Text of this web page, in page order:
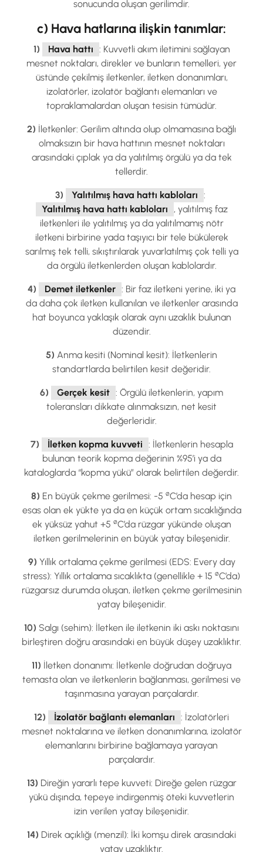
sonucunda oluşan gerilimdir.
c) Hava hatlarına ilişkin tanımlar:
1) Hava hattı : Kuvvetli akım iletimini sağlayan
mesnet noktaları, direkler ve bunların temelleri, yer
üstünde çekilmiş iletkenler, iletken donanımları,
izolatörler, izolatör bağlantı elemanları ve
topraklamalardan oluşan tesisin tümüdür.
2) İletkenler: Gerilim altında olup olmamasına bağlı
olmaksızın bir hava hattının mesnet noktaları
arasındaki çıplak ya da yalıtılmış örgülü ya da tek
tellerdir.
3) Yalıtılmış hava hattı kabloları :
Yalıtılmış hava hattı kabloları
, yalıtılmış faz
iletkenleri ile yalıtılmış ya da yalıtılmamış nötr
iletkeni birbirine yada taşıyıcı bir tele bükülerek
sarılmış tek telli, sıkıştırılarak yuvarlatılmış çok telli ya
da örgülü iletkenlerden oluşan kablolardır.
4) Demet iletkenler : Bir faz iletkeni yerine, iki ya
da daha çok iletken kullanılan ve iletkenler arasında
hat boyunca yaklaşık olarak aynı uzaklık bulunan
düzendir.
5) Anma kesiti (Nominal kesit): İletkenlerin
standartlarda belirtilen kesit değeridir.
6) Gerçek kesit : Örgülü iletkenlerin, yapım
toleransları dikkate alınmaksızın, net kesit
değerleridir.
7) İletken kopma kuvveti : İletkenlerin hesapla
bulunan teorik kopma değerinin %95’i ya da
kataloglarda “kopma yükü” olarak belirtilen değerdir.
8) En büyük çekme gerilmesi: -5 øC’da hesap için
esas olan ek yükte ya da en küçük ortam sıcaklığında
ek yüksüz yahut +5 øC’da rüzgar yükünde oluşan
iletken gerilmelerinin en büyük yatay bileşenidir.
9) Yıllık ortalama çekme gerilmesi (EDS: Every day
stress): Yıllık ortalama sıcaklıkta (genellikle + 15 øC’da)
rüzgarsız durumda oluşan, iletken çekme gerilmesinin
yatay bileşenidir.
10) Salgı (sehim): İletken ile iletkenin iki askı noktasını
birleştiren doğru arasındaki en büyük düşey uzaklıktır.
11) İletken donanımı: İletkenle doğrudan doğruya
temasta olan ve iletkenlerin bağlanması, gerilmesi ve
taşınmasına yarayan parçalardır.
12) İzolatör bağlantı elemanları : İzolatörleri
mesnet noktalarına ve iletken donanımlarına, izolatör
elemanlarını birbirine bağlamaya yarayan
parçalardır.
13) Direğin yararlı tepe kuvveti: Direğe gelen rüzgar
yükü dışında, tepeye indirgenmiş öteki kuvvetlerin
izin verilen yatay bileşenidir.
14) Direk açıklığı (menzil): İki komşu direk arasındaki
yatay uzaklıktır.